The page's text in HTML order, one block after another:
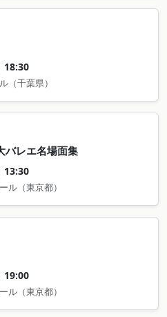
18:30
（千葉県）
バレエ名場面集
13:30
ル （東京都）
19:00
ル （東京都）